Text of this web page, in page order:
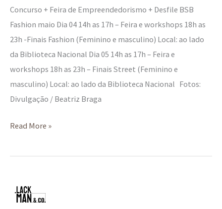
Concurso + Feira de Empreendedorismo + Desfile BSB
Fashion maio Dia 04 14h as 17h – Feira e workshops 18h as
23h -Finais Fashion (Feminino e masculino) Local: ao lado
da Biblioteca Nacional Dia 05 14h as 17h – Feira e
workshops 18h as 23h – Finais Street (Feminino e
masculino) Local: ao lado da Biblioteca Nacional Fotos:
Divulgação / Beatriz Braga
Read More »